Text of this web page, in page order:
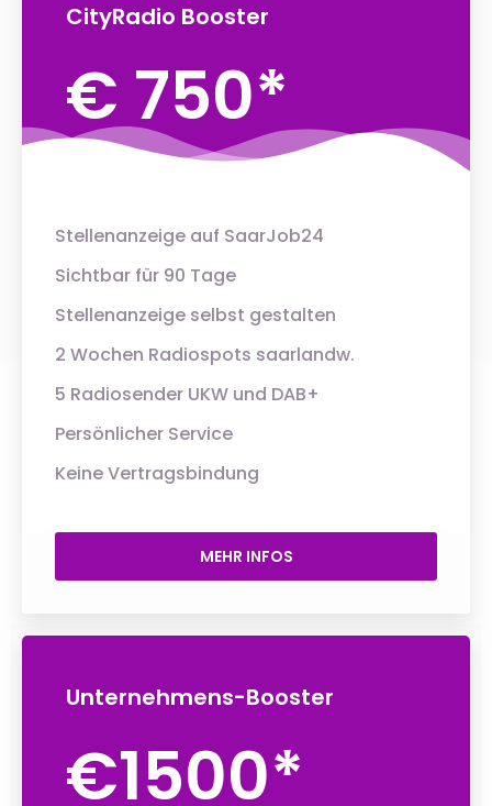
CityRadio Booster
€ 750*
Stellenanzeige auf SaarJob24
Sichtbar für 90 Tage
Stellenanzeige selbst gestalten
2 Wochen Radiospots saarlandw.
5 Radiosender UKW und DAB+
Persönlicher Service
Keine Vertragsbindung
MEHR INFOS
Unternehmens-Booster
€1500*